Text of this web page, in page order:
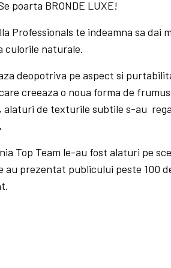
poarta BRONDE LUXE!
Professionals te indeamna sa dai
culorile naturale.
deopotriva pe aspect si
creeaza o noua forma de
alaturi de texturile subtile s-au
Top Team le-au fost alaturi pe
au prezentat publicului peste 100